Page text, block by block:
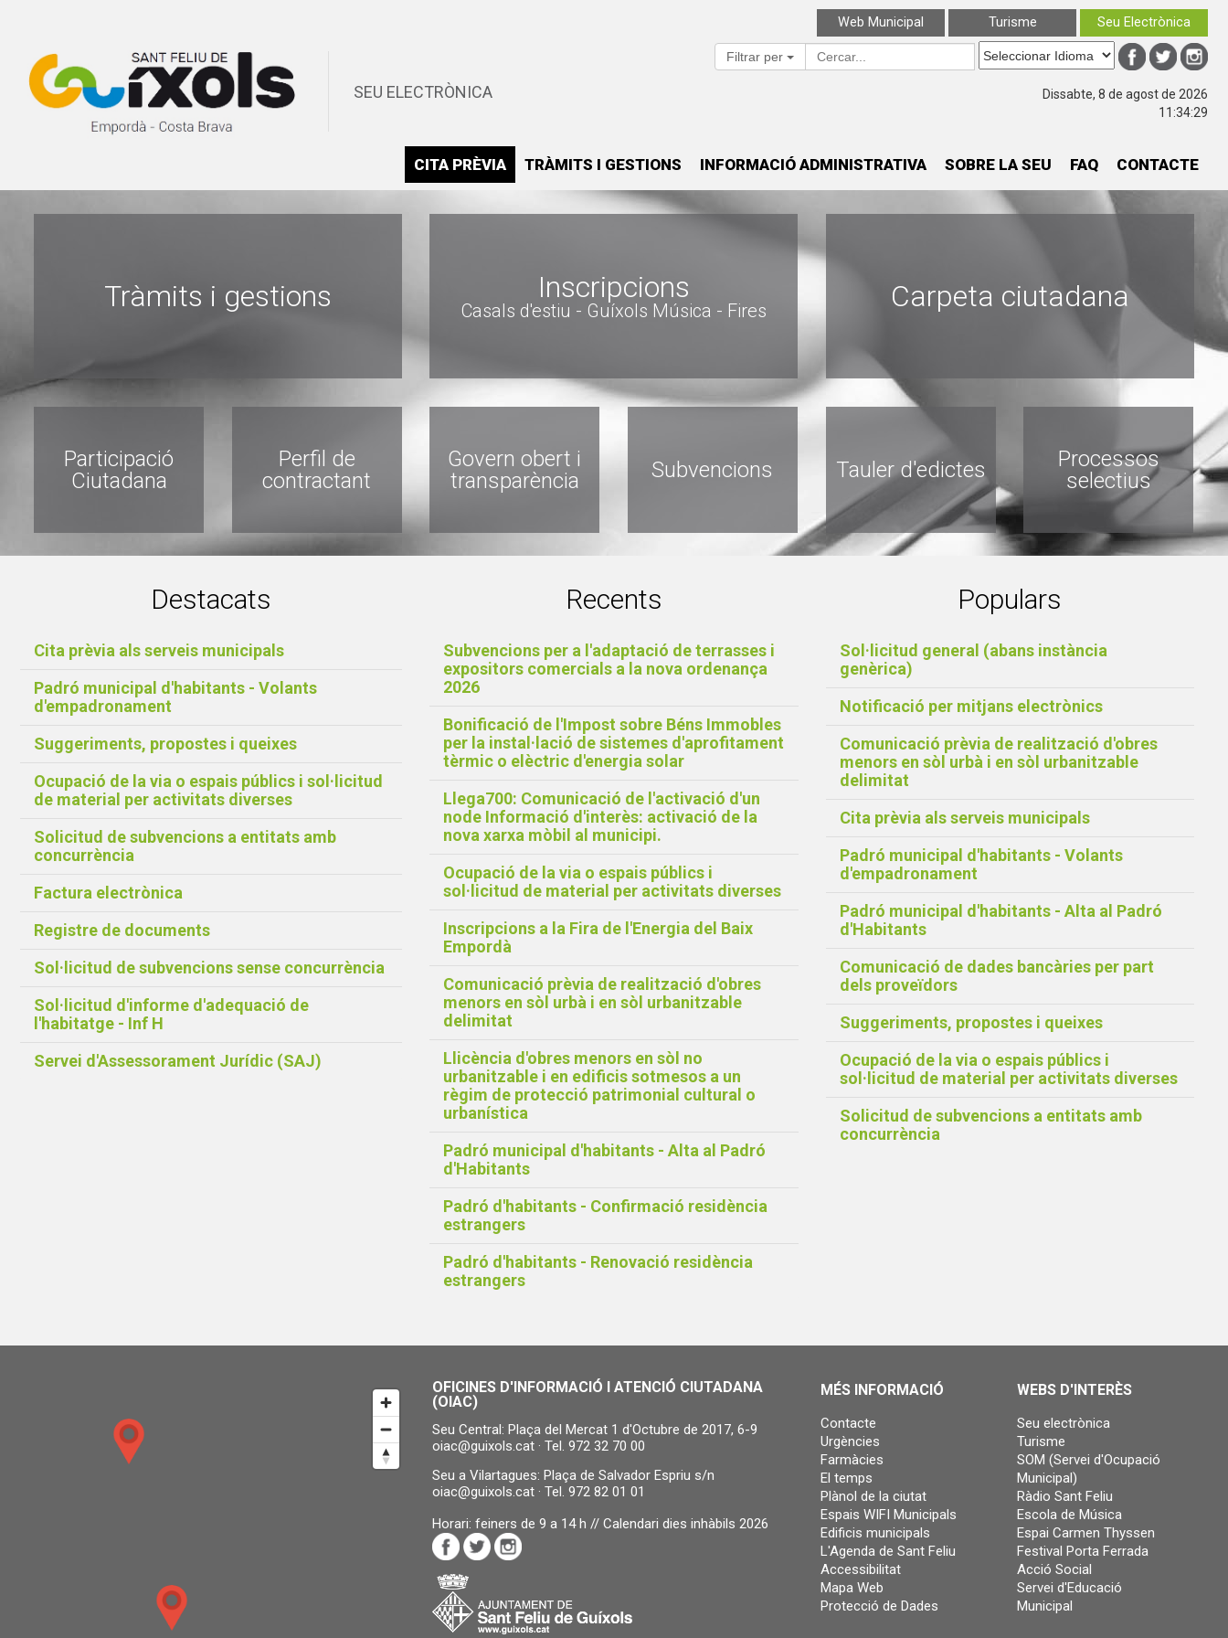
Seu Electrònica
Turisme
Web Municipal
SEU ELECTRÒNICA
Filtrar per
Dissabte, 8 de agost de 2026
11:34:30
CITA PRÈVIA TRÀMITS I GESTIONS INFORMACIÓ ADMINISTRATIVA SOBRE LA SEU FAQ CONTACTE
Tràmits i gestions Inscripcions
Casals d'estiu - Guíxols Música - Fires Carpeta ciutadana
Participació
Ciutadana
Perfil de
contractant
Govern obert i
transparència
Subvencions Tauler d'edictes
Processos
selectius
Destacats
Cita prèvia als serveis municipals
Padró municipal d'habitants - Volants
d'empadronament
Suggeriments, propostes i queixes
Ocupació de la via o espais públics i sol·licitud
de material per activitats diverses
Solicitud de subvencions a entitats amb
concurrència
Factura electrònica
Registre de documents
Sol·licitud de subvencions sense concurrència
Sol·licitud d'informe d'adequació de
l'habitatge - Inf H
Servei d'Assessorament Jurídic (SAJ)
Recents
Subvencions per a l'adaptació de terrasses i
expositors comercials a la nova ordenança
2026
Bonificació de l'Impost sobre Béns Immobles
per la instal·lació de sistemes d'aprofitament
tèrmic o elèctric d'energia solar
Llega700: Comunicació de l'activació d'un
node Informació d'interès: activació de la
nova xarxa mòbil al municipi.
Ocupació de la via o espais públics i
sol·licitud de material per activitats diverses
Inscripcions a la Fira de l'Energia del Baix
Empordà
Comunicació prèvia de realització d'obres
menors en sòl urbà i en sòl urbanitzable
delimitat
Llicència d'obres menors en sòl no
urbanitzable i en edificis sotmesos a un
règim de protecció patrimonial cultural o
urbanística
Padró municipal d'habitants - Alta al Padró
d'Habitants
Padró d'habitants - Confirmació residència
estrangers
Padró d'habitants - Renovació residència
estrangers
Populars
Sol·licitud general (abans instància
genèrica)
Notificació per mitjans electrònics
Comunicació prèvia de realització d'obres
menors en sòl urbà i en sòl urbanitzable
delimitat
Cita prèvia als serveis municipals
Padró municipal d'habitants - Volants
d'empadronament
Padró municipal d'habitants - Alta al Padró
d'Habitants
Comunicació de dades bancàries per part
dels proveïdors
Suggeriments, propostes i queixes
Ocupació de la via o espais públics i
sol·licitud de material per activitats diverses
Solicitud de subvencions a entitats amb
concurrència
OFICINES D'INFORMACIÓ I ATENCIÓ CIUTADANA
(OIAC)
Seu Central: Plaça del Mercat 1 d'Octubre de 2017, 6-9
oiac@guixols.cat · Tel. 972 32 70 00
Seu a Vilartagues: Plaça de Salvador Espriu s/n
oiac@guixols.cat · Tel. 972 82 01 01
Horari: feiners de 9 a 14 h // Calendari dies inhàbils 2026
MÉS INFORMACIÓ
Contacte
Urgències
Farmàcies
El temps
Plànol de la ciutat
Espais WIFI Municipals
Edificis municipals
L'Agenda de Sant Feliu
Accessibilitat
Mapa Web
Protecció de Dades
WEBS D'INTERÈS
Seu electrònica
Turisme
SOM (Servei d'Ocupació
Municipal)
Ràdio Sant Feliu
Escola de Música
Espai Carmen Thyssen
Festival Porta Ferrada
Acció Social
Servei d'Educació
Municipal